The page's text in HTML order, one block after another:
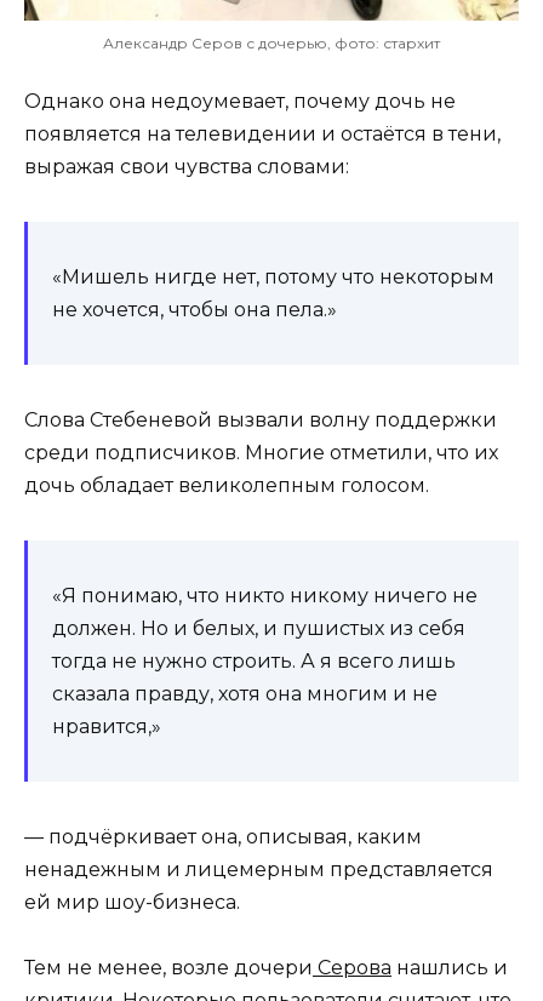
Александр Серов с дочерью, фото: стархит
Однако она недоумевает, почему дочь не
появляется на телевидении и остаётся в тени,
выражая свои чувства словами:
«Мишель нигде нет, потому что некоторым
не хочется, чтобы она пела.»
Слова Стебеневой вызвали волну поддержки
среди подписчиков. Многие отметили, что их
дочь обладает великолепным голосом.
«Я понимаю, что никто никому ничего не
должен. Но и белых, и пушистых из себя
тогда не нужно строить. А я всего лишь
сказала правду, хотя она многим и не
нравится,»
— подчёркивает она, описывая, каким
ненадежным и лицемерным представляется
ей мир шоу-бизнеса.
Тем не менее, возле дочери Серова нашлись и